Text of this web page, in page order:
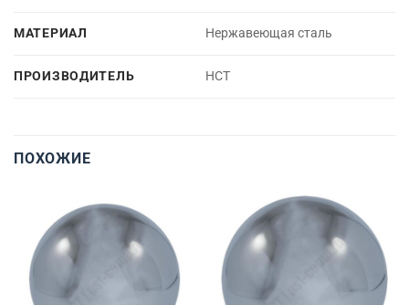
МАТЕРИАЛ Нержавеющая сталь
ПРОИЗВОДИТЕЛЬ НСТ
ПОХОЖИЕ